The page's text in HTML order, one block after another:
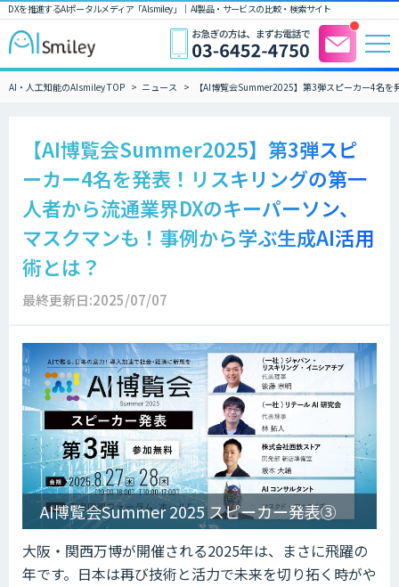
DXを推進するAIポータルメディア「AIsmiley」｜ AI製品・サービスの比較・検索サイト
AI・人工知能のAIsmiley TOP ニュース 【AI博覧会Summer2025】第3弾スピーカー4名
【AI博覧会Summer2025】第3弾スピ
ーカー4名を発表！リスキリングの第一
人者から流通業界DXのキーパーソン、
マスクマンも！事例から学ぶ生成AI活用
術とは？
最終更新日:2025/07/07
AI博覧会Summer 2025 スピーカー発表③
大阪・関西万博が開催される2025年は、まさに飛躍の
年です。日本は再び技術と活力で未来を切り拓く時がや